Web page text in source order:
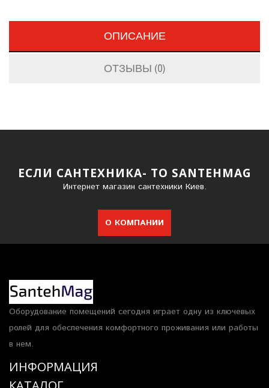
ОПИСАНИЕ
ОТЗЫВЫ (0)
ЕСЛИ САНТЕХНИКА- ТО SANTEHMAG
Интернет магазин сантехники Киев.
О КОМПАНИИ
Оборудование помещений сегодня играет одну из ключевых
ролей для обеспечения комфортного проживания или работы
в нем.
ИНФОРМАЦИЯ